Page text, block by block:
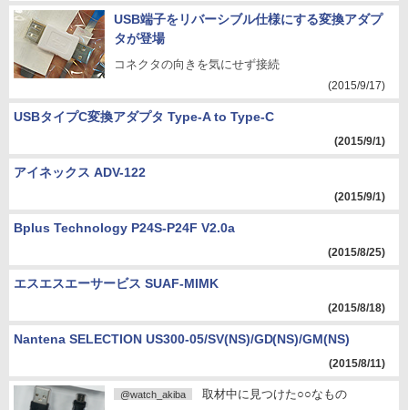
USB端子をリバーシブル仕様にする変換アダプ
タが登場
コネクタの向きを気にせず接続
(2015/9/17)
USBタイプC変換アダプタ Type-A to Type-C
(2015/9/1)
アイネックス ADV-122
(2015/9/1)
Bplus Technology P24S-P24F V2.0a
(2015/8/25)
エスエスエーサービス SUAF-MIMK
(2015/8/18)
Nantena SELECTION US300-05/SV(NS)/GD(NS)/GM(NS)
(2015/8/11)
@watch_akiba 取材中に見つけた○○なもの